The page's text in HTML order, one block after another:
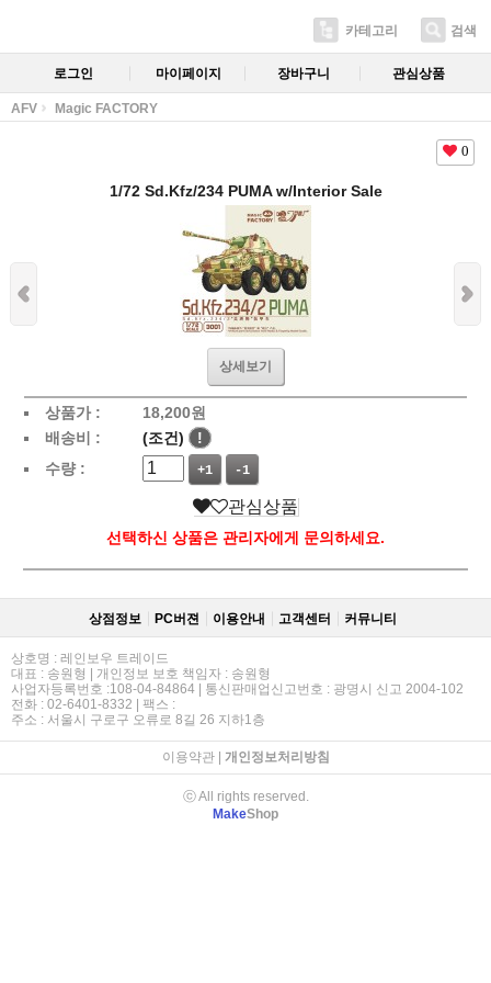
카테고리 검색
로그인 마이페이지 장바구니 관심상품
AFV Magic FACTORY
0
1/72 Sd.Kfz/234 PUMA w/Interior Sale
상세보기
상품가 : 18,200원
배송비 :
(조건)
!
수량 :
+1 -1
관심상품
선택하신 상품은 관리자에게 문의하세요.
상점정보 PC버젼 이용안내 고객센터 커뮤니티
상호명 : 레인보우 트레이드
대표 : 송원형 | 개인정보 보호 책임자 : 송원형
사업자등록번호 :108-04-84864 | 통신판매업신고번호 : 광명시 신고 2004-102
전화 : 02-6401-8332 | 팩스 :
주소 : 서울시 구로구 오류로 8길 26 지하1층
이용약관| 개인정보처리방침
ⓒ All rights reserved.
MakeShop